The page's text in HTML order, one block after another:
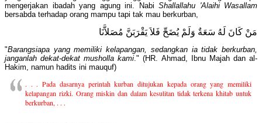
mengerjakan ibadah yang agung ini. Nabi Shallallahu 'Alaihi Wasallam
bersabda terhadap orang mampu tapi tak mau berkurban,
مَنْ كَانَ لَهُ سَعَةٌ وَلَمْ يُضَحِّ فَلاَ يَقْرَبَنَّ مُصَلاَّنَا
"Barangsiapa yang memiliki kelapangan, sedangkan ia tidak berkurban,
janganlah dekat-dekat musholla kami." (HR. Ahmad, Ibnu Majah dan al-
Hakim, namun hadits ini mauquf)
. . . Pada dasarnya perintah kurban ditujukan kepada orang yang memiliki
kelapangan rizki. Orang miskin dan dalam kesulitan tidak terkena khitab untuk
berkurban, . . .